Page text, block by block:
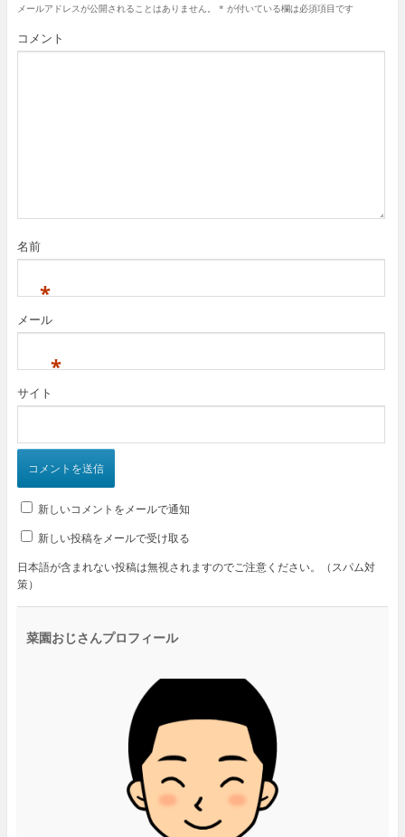
メールアドレスが公開されることはありません。 * が付いている欄は必須項目です
コメント
名前
*
メール
*
サイト
新しいコメントをメールで通知
新しい投稿をメールで受け取る
日本語が含まれない投稿は無視されますのでご注意ください。（スパム対
策）
菜園おじさんプロフィール